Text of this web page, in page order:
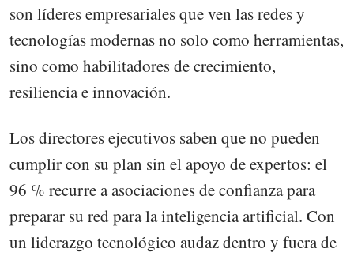
son líderes empresariales que ven las redes y
tecnologías modernas no solo como herramientas,
sino como habilitadores de crecimiento,
resiliencia e innovación.
Los directores ejecutivos saben que no pueden
cumplir con su plan sin el apoyo de expertos: el
96 % recurre a asociaciones de confianza para
preparar su red para la inteligencia artificial. Con
un liderazgo tecnológico audaz dentro y fuera de